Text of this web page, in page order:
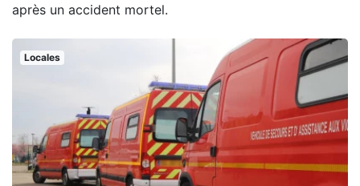
après un accident mortel.
Locales